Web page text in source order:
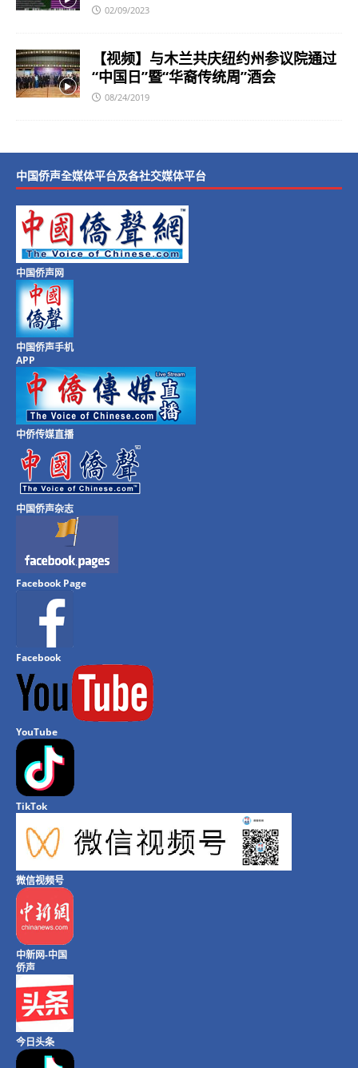
02/09/2023
【视频】与木兰共庆纽约州参议院通过
“中国日”暨“华裔传统周”酒会
08/24/2019
中国侨声全媒体平台及各社交媒体平台
中国侨声网
中国侨声手机
APP
中侨传媒直播
中国侨声杂志
Facebook Page
Facebook
YouTube
TikTok
微信视频号
中新网-中国
侨声
今日头条